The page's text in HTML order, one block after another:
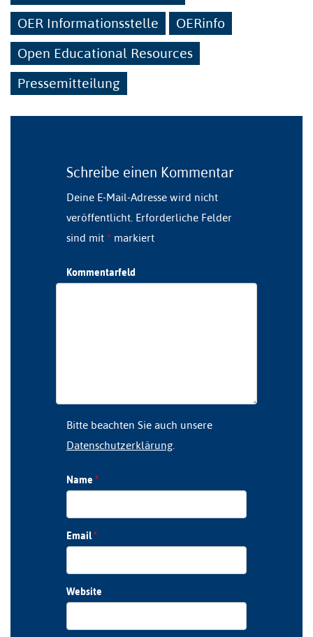
OER Informationsstelle
OERinfo
Open Educational Resources
Pressemitteilung
Schreibe einen Kommentar
Deine E-Mail-Adresse wird nicht
veröffentlicht. Erforderliche Felder
sind mit * markiert
Kommentarfeld
Bitte beachten Sie auch unsere
Datenschutzerklärung
Name *
Email*
Website